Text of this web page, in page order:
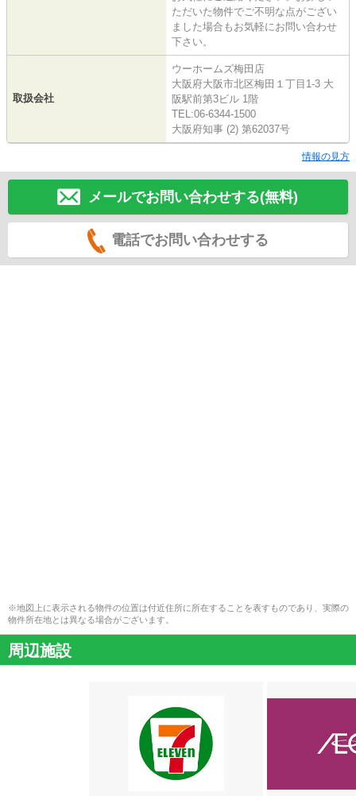
ただいた物件でご不明な点がござい
ました場合もお気軽にお問い合わせ
下さい。
取扱会社
ウーホームズ梅田店
大阪府大阪市北区梅田１丁目1-3 大
阪駅前第3ビル 1階
TEL:06-6344-1500
大阪府知事 (2) 第62037号
情報の見方
メールでお問い合わせする(無料)
電話でお問い合わせする
※地図上に表示される物件の位置は付近住所に所在することを表すものであり、実際の
物件所在地とは異なる場合がございます。
周辺施設